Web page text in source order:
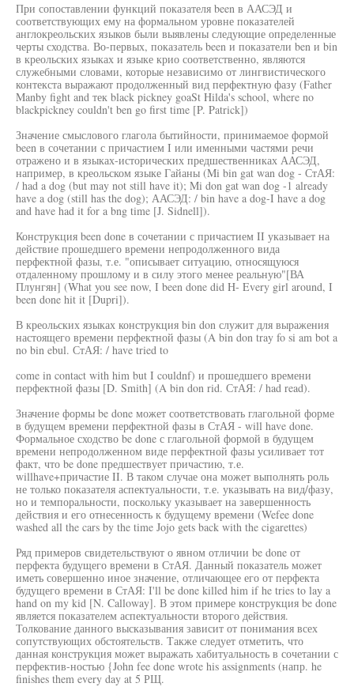
При сопоставлении функций показателя been в ААСЭД и
соответствующих ему на формальном уровне показателей
англокреольских языков были выявлены следующие определенные
черты сходства. Во-первых, показатель been и показатели ben и bin
в креольских языках и языке крио соответственно, являются
служебными словами, которые независимо от лингвистического
контекста выражают продолженный вид перфектную фазу (Father
Manby fight and тек black pickney goaSt Hilda's school, where no
blackpickney couldn't ben go first time [P. Patrick])
Значение смыслового глагола бытийности, принимаемое формой
been в сочетании с причастием I или именными частями речи
отражено и в языках-исторических предшественниках ААСЭД,
например, в креольском языке Гайаны (Mi bin gat wan dog - СтАЯ:
/ had a dog (but may not still have it); Mi don gat wan dog -1 already
have a dog (still has the dog); ААСЭД: / bin have a dog-I have a dog
and have had it for a bng time [J. Sidnell]).
Конструкция been done в сочетании с причастием II указывает на
действие прошедшего времени непродолженного вида
перфектной фазы, т.е. "описывает ситуацию, относящуюся
отдаленному прошлому и в силу этого менее реальную"[ВА
Плунгян] (What you see now, I been done did H- Every girl around, I
been done hit it [Dupri]).
В креольских языках конструкция bin don служит для выражения
настоящего времени перфектной фазы (A bin don tray fo si am bot a
no bin ebul. СтАЯ: / have tried to
come in contact with him but I couldnf) и прошедшего времени
перфектной фазы [D. Smith] (A bin don rid. СтАЯ: / had read).
Значение формы be done может соответствовать глагольной форме
в будущем времени перфектной фазы в СтАЯ - will have done.
Формальное сходство be done с глагольной формой в будущем
времени непродолженном виде перфектной фазы усиливает тот
факт, что be done предшествует причастию, т.е.
willhave+причастие II. В таком случае она может выполнять роль
не только показателя аспектуальности, т.е. указывать на вид/фазу,
но и темпоральности, поскольку указывает на завершенность
действия и его отнесенность к будущему времени (Wefee done
washed all the cars by the time Jojo gets back with the cigarettes)
Ряд примеров свидетельствуют о явном отличии be done от
перфекта будущего времени в СтАЯ. Данный показатель может
иметь совершенно иное значение, отличающее его от перфекта
будущего времени в СтАЯ: I'll be done killed him if he tries to lay a
hand on my kid [N. Calloway]. В этом примере конструкция be done
является показателем аспектуальности второго действия.
Толкование данного высказывания зависит от понимания всех
сопутствующих обстоятельств. Также следует отметить, что
данная конструкция может выражать хабитуальность в сочетании с
перфектив-ностью {John fee done wrote his assignments (напр. he
finishes them every day at 5 РЩ.